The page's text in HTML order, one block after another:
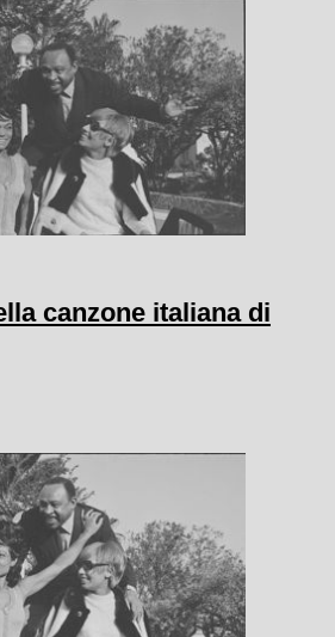
canzone italiana di